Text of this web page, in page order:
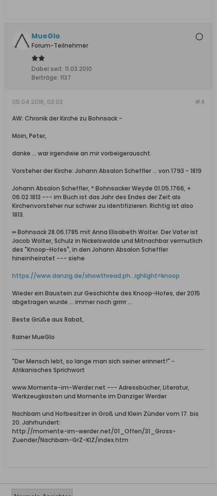
MueGlo
Forum-Teilnehmer
Dabei seit: 11.03.2010
Beiträge: 1137
#4
05.04.2016, 03:02
AW: Chronik der Kirche zu Bohnsack -
Moin, Peter,
danke ... war irgendwie an mir vorbeigerauscht.
Vorsteher der Kirche: Johann Absalon Scheffler ... von 1793 - 1819
Johann Absalon Scheffler, * Bohnsacker Weyde 01.05.1766, +
06.02.1813 --- im Buch ist das Jahr des Endes der Zeit als
Kirchenvorsteher nur schwer zu identifizieren. Richtig ist also
1813.
∞ Bohnsack 28.06.1785 mit Anna Elisabeth Wolter. Der Vater ist
Jacob Wolter, Schulz in Nickelswalde und Mitnachbar vermutlich
des "Knoop-Hofes", in den Johann Absalon Scheffler
hineinheiratet --- siehe
https://www.danzig.de/showthread.ph...ighlight=knoop
Wieder ein Baustein zur Geschichte des Knoop-Hofes, der 2015
abgetragen wurde ... immer noch grrrrr ...
Beste Grüße aus Rabat,
Rainer MueGlo
"Der Mensch lebt, so lange man sich seiner erinnert!" -
Afrikanisches Sprichwort
www.Momente-im-Werder.net --- Adressbücher, Literatur,
Werkzeugkasten und Momente im Danziger Werder
Nachbarn und Hofbesitzer in Groß und Klein Zünder vom 17. bis
20. Jahrhundert:
http://momente-im-werder.net/01_Offen/31_Gross-
Zuender/Nachbarn-GrZ-KlZ/index.htm